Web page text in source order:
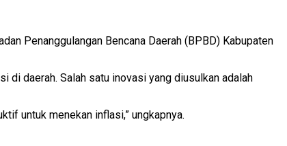
Penanggulangan Bencana Daerah (BPBD) Kabupaten
di daerah. Salah satu inovasi yang diusulkan adalah
untuk menekan inflasi,” ungkapnya.